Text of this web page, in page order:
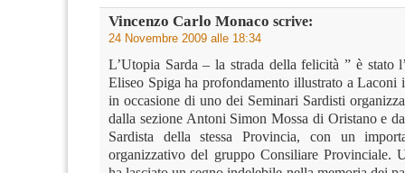
Vincenzo Carlo Monaco scrive:
24 Novembre 2009 alle 18:34
L’Utopia Sarda – la strada della felicità ” è stato
Eliseo Spiga ha profondamento illustrato a Laconi
in occasione di uno dei Seminari Sardisti
dalla sezione Antoni Simon Mossa di Oristano e
Sardista della stessa Provincia, con un
organizzativo del gruppo Consiliare Provinciale.